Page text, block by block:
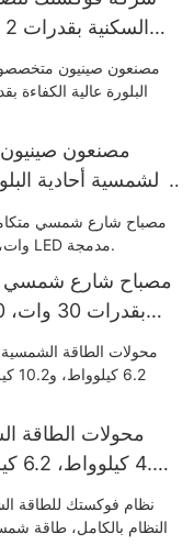
مصنعون
مصباح شارع شمسي
محولات الطاقة
نقية،